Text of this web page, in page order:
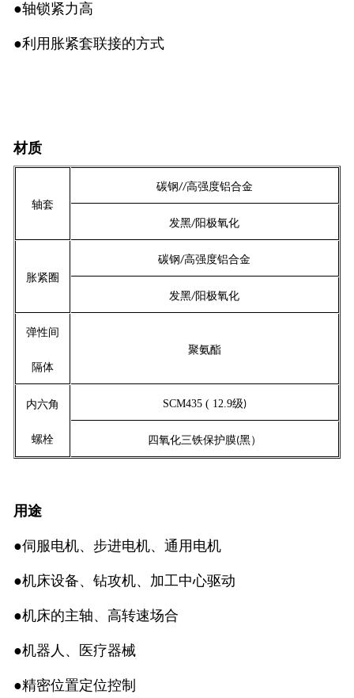
●轴锁紧力高
●利用胀紧套联接的方式
材质
轴套
碳钢//高强度铝合金
发黑/阳极氧化
胀紧圈
碳钢/高强度铝合金
发黑/阳极氧化
弹性间
隔体
聚氨酯
内六角
螺栓
SCM435 ( 12.9级)
四氧化三铁保护膜(黑）
用途
●伺服电机、步进电机、通用电机
●机床设备、钻攻机、加工中心驱动
●机床的主轴、高转速场合
●机器人、医疗器械
●精密位置定位控制